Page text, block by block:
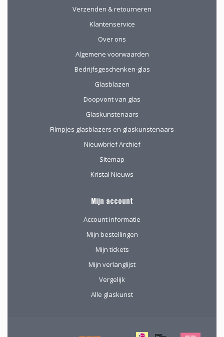
Verzenden & retourneren
Klantenservice
Over ons
Algemene voorwaarden
Bedrijfsgeschenken-glas
Glasblazen
Doopvont van glas
Glaskunstenaars
Filmpjes glasblazers en glaskunstenaars
Nieuwbrief Archief
Sitemap
Kristal Nieuws
Mijn account
Account informatie
Mijn bestellingen
Mijn tickets
Mijn verlanglijst
Vergelijk
Alle glaskunst